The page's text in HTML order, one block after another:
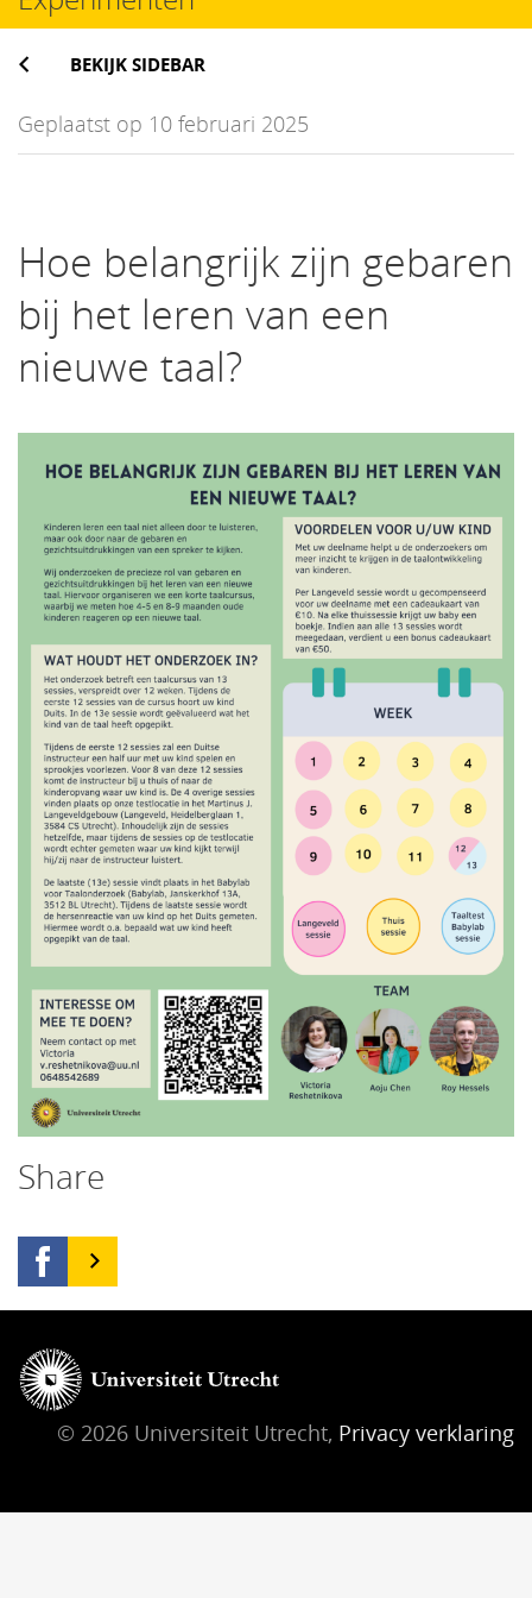
BEKIJK SIDEBAR
Geplaatst op 10 februari 2025
Hoe belangrijk zijn gebaren
bij het leren van een
nieuwe taal?
Share
© 2026 Universiteit Utrecht, Privacy verklaring